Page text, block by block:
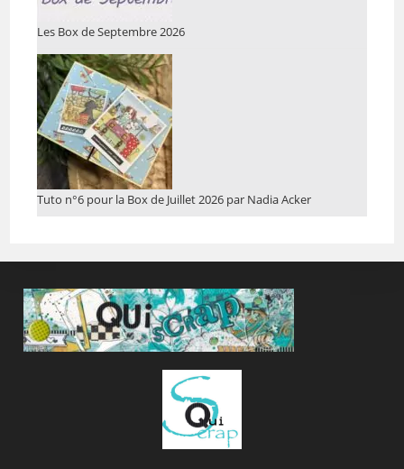
Les Box de Septembre 2026
Tuto n°6 pour la Box de Juillet 2026 par Nadia Acker